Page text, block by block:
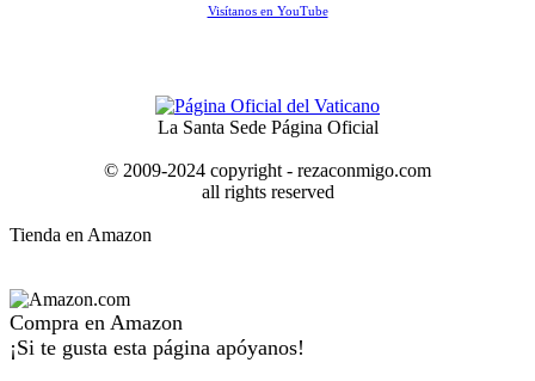
Visítanos en YouTube
La Santa Sede Página Oficial
© 2009-2024 copyright - rezaconmigo.com
all rights reserved
Tienda en Amazon
Compra en Amazon
¡Si te gusta esta página apóyanos!